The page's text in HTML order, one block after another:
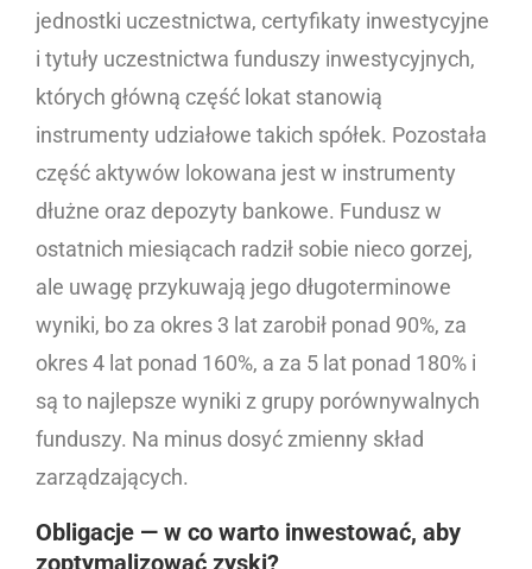
jednostki uczestnictwa, certyfikaty inwestycyjne
i tytuły uczestnictwa funduszy inwestycyjnych,
których główną część lokat stanowią
instrumenty udziałowe takich spółek. Pozostała
część aktywów lokowana jest w instrumenty
dłużne oraz depozyty bankowe. Fundusz w
ostatnich miesiącach radził sobie nieco gorzej,
ale uwagę przykuwają jego długoterminowe
wyniki, bo za okres 3 lat zarobił ponad 90%, za
okres 4 lat ponad 160%, a za 5 lat ponad 180% i
są to najlepsze wyniki z grupy porównywalnych
funduszy. Na minus dosyć zmienny skład
zarządzających.
Obligacje — w co warto inwestować, aby